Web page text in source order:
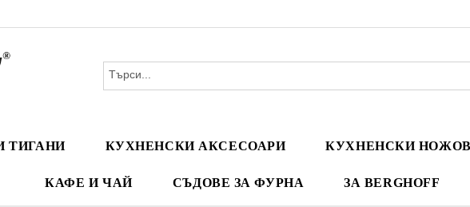
ТИГАНИ КУХНЕНСКИ АКСЕСОАРИ КУХНЕНСКИ
КАФЕ И ЧАЙ СЪДОВЕ ЗА ФУРНА ЗА BERGHOFF